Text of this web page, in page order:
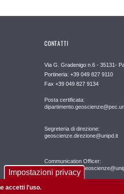
CONTATTI
Via G. Gradenigo n.6 - 35131-
Portineria: +39 049 827 9110
Fax +39 049 827 9134
Posta certificata:
Segreteria di direzione:
geoscienze.direzione@unipd.it
Communication Officer:
Impostazioni privacy
accetti l'uso.